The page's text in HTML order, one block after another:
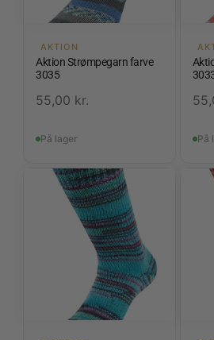
AKTION
Aktion Strømpegarn farve
3035
55,00 kr.
På lager På